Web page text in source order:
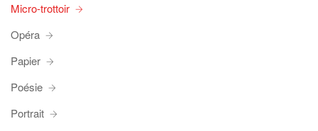
Micro-trottoir
Opéra
Papier
Poésie
Portrait